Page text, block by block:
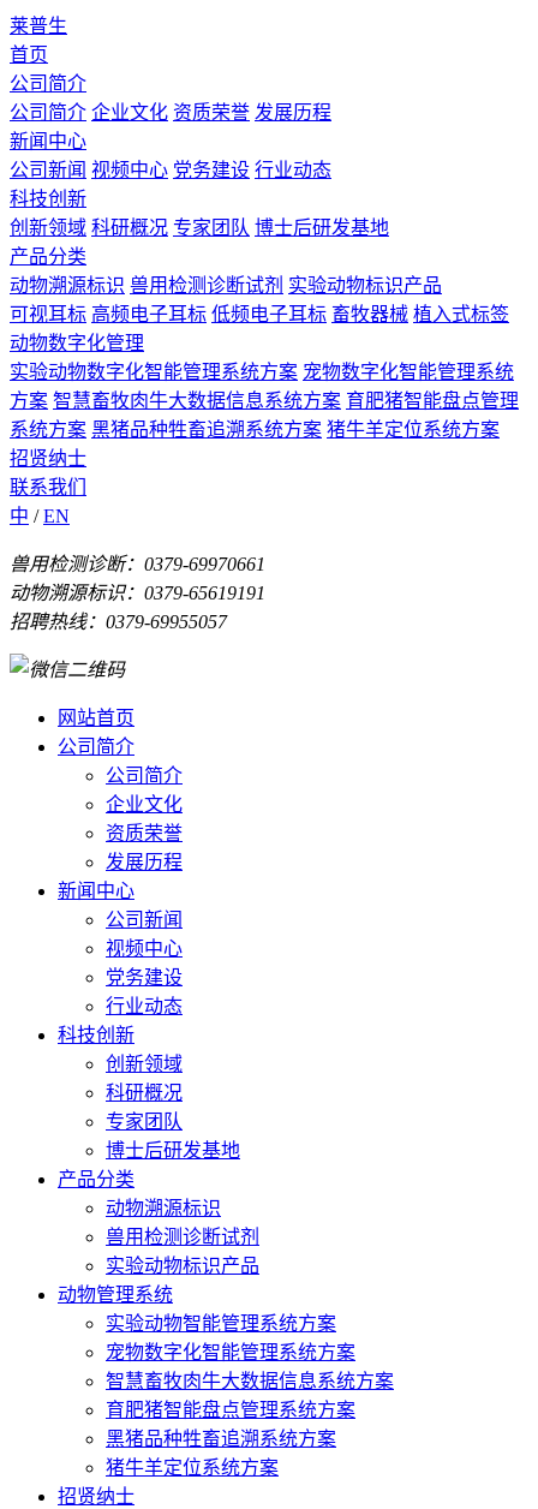
莱普生
首页
公司简介
公司简介 企业文化 资质荣誉 发展历程
新闻中心
公司新闻 视频中心 党务建设 行业动态
科技创新
创新领域 科研概况 专家团队 博士后研发基地
产品分类
动物溯源标识 兽用检测诊断试剂 实验动物标识产品
可视耳标 高频电子耳标 低频电子耳标 畜牧器械 植入式标签
动物数字化管理
实验动物数字化智能管理系统方案 宠物数字化智能管理系统
方案 智慧畜牧肉牛大数据信息系统方案 育肥猪智能盘点管理
系统方案 黑猪品种牲畜追溯系统方案 猪牛羊定位系统方案
招贤纳士
联系我们
中 /EN
兽用检测诊断：0379-69970661
动物溯源标识：0379-65619191
招聘热线：0379-69955057
网站首页
公司简介
公司简介
企业文化
资质荣誉
发展历程
新闻中心
公司新闻
视频中心
党务建设
行业动态
科技创新
创新领域
科研概况
专家团队
博士后研发基地
产品分类
动物溯源标识
兽用检测诊断试剂
实验动物标识产品
动物管理系统
实验动物智能管理系统方案
宠物数字化智能管理系统方案
智慧畜牧肉牛大数据信息系统方案
育肥猪智能盘点管理系统方案
黑猪品种牲畜追溯系统方案
猪牛羊定位系统方案
招贤纳士